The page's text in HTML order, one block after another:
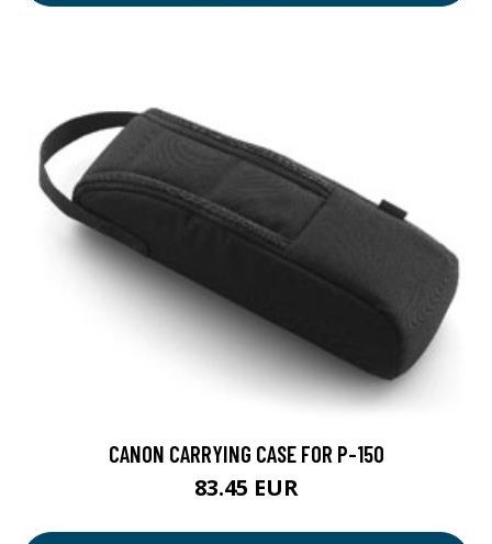
CANON CARRYING CASE FOR P-150
83.45 EUR